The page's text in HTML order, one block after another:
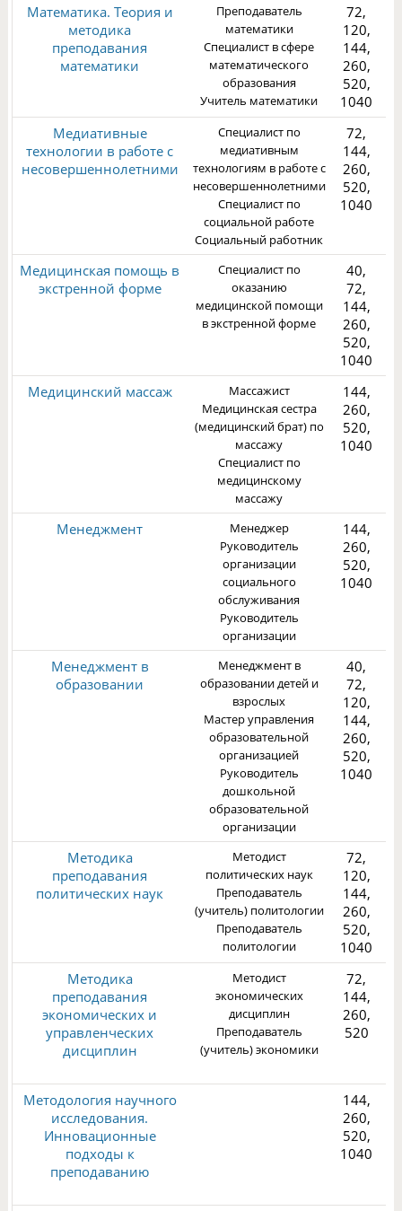
Математика. Теория и
методика
преподавания
математики
Преподаватель
математики
Специалист в сфере
математического
образования
Учитель математики
72,
120,
144,
260,
520,
1040
Медиативные
технологии в работе с
несовершеннолетними
Специалист по
медиативным
технологиям в работе с
несовершеннолетними
Специалист по
социальной работе
Социальный работник
72,
144,
260,
520,
1040
Медицинская помощь в
экстренной форме
Специалист по
оказанию
медицинской помощи
в экстренной форме
40,
72,
144,
260,
520,
1040
Медицинский массаж
Массажист
Медицинская сестра
(медицинский брат) по
массажу
Специалист по
медицинскому
массажу
144,
260,
520,
1040
Менеджмент
Менеджер
Руководитель
организации
социального
обслуживания
Руководитель
организации
144,
260,
520,
1040
Менеджмент в
образовании
Менеджмент в
образовании детей и
взрослых
Мастер управления
образовательной
организацией
Руководитель
дошкольной
образовательной
организации
40,
72,
120,
144,
260,
520,
1040
Методика
преподавания
политических наук
Методист
политических наук
Преподаватель
(учитель) политологии
Преподаватель
политологии
72,
120,
144,
260,
520,
1040
Методика
преподавания
экономических и
управленческих
дисциплин
Методист
экономических
дисциплин
Преподаватель
(учитель) экономики
72,
144,
260,
520
Методология научного
исследования.
Инновационные
подходы к
преподаванию
144,
260,
520,
1040